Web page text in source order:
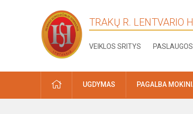
TRAKŲ R. LENTVARIO
VEIKLOS SRITYS PASLAUGOS
PRADŽIAUGDYMAS PAGALBA